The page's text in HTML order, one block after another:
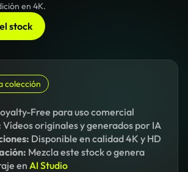
en 4K.
stock
colección
Free para uso comercial
Vídeos originales y generados por IA
Disponible en calidad 4K y HD
Mezcla este stock o genera
en AI Studio